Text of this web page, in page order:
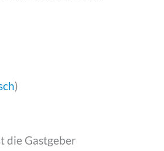
)
die Gastgeber